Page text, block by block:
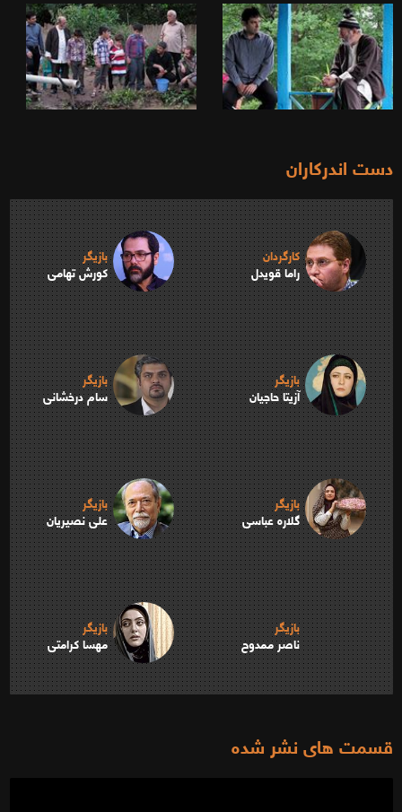
دست اندرکاران
کارگردان
راما قویدل
بازیگر
کورش تهامی
بازیگر
آزیتا حاجیان
بازیگر
سام درخشانی
بازیگر
گلاره عباسی
بازیگر
علی نصیریان
بازیگر
ناصر ممدوح
بازیگر
مهسا کرامتی
قسمت های نشر شده